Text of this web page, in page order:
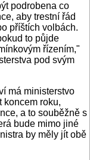
podrobena co
aby trestní řád
příštích volbách.
to půjde
řízením,"
pod svým
má ministerstvo
koncem roku,
a to souběžně s
bude mimo jiné
by měly jít obě